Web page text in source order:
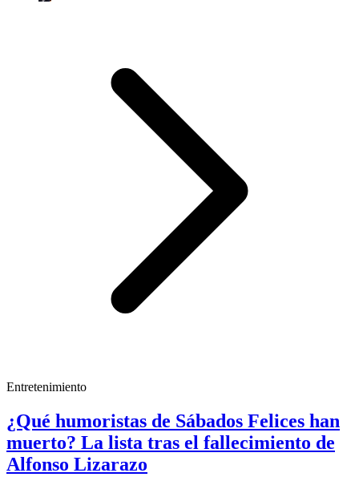
Entretenimiento
¿Qué humoristas de Sábados Felices han
muerto? La lista tras el fallecimiento de
Alfonso Lizarazo